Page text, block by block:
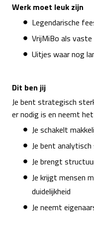
Werk moet leuk zijn
Legendarische
VrijMiBo als vaste
Uitjes waar nog
Dit ben jij
Je bent strategisch
er nodig is en neemt
Je schakelt
Je bent analytisch
Je brengt
Je krijgt mensen
duidelijkheid
Je neemt